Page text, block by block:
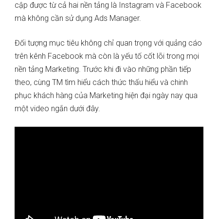
cập được từ cả hai nền tảng là Instagram và Facebook
mà không cần sử dụng Ads Manager.
Đối tượng mục tiêu không chỉ quan trọng với quảng cáo
trên kênh Facebook mà còn là yếu tố cốt lõi trong mọi
nền tảng Marketing. Trước khi đi vào những phần tiếp
theo, cùng TM tìm hiểu cách thức thấu hiểu và chinh
phục khách hàng của Marketing hiện đại ngày nay qua
một video ngắn dưới đây.